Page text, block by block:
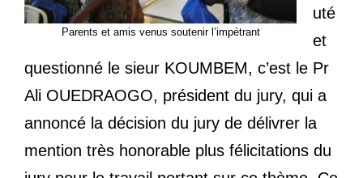
Parents et amis venus soutenir l’impétrant
uté
et
questionné le sieur KOUMBEM, c’est le Pr
Ali OUEDRAOGO, président du jury, qui a
annoncé la décision du jury de délivrer la
mention très honorable plus félicitations du